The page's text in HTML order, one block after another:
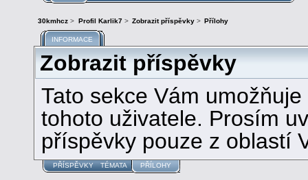
30kmhcz > Profil Karlik7> Zobrazit příspěvky> Přílohy
INFORMACE
Zobrazit příspěvky
Tato sekce Vám
tohoto uživatele. Prosím
příspěvky pouze z oblastí
PŘÍSPĚVKY TÉMATA PŘÍLOHY